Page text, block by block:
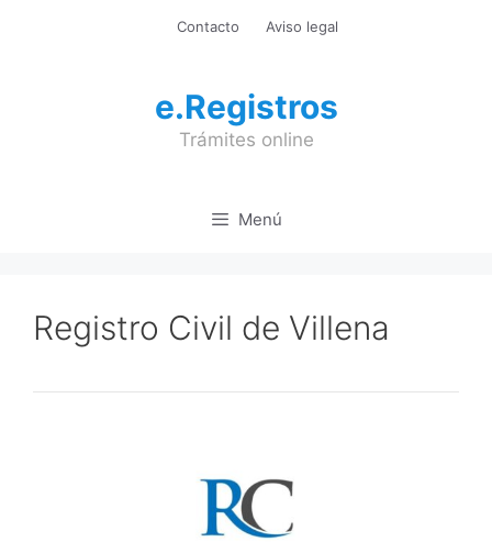
Contacto Aviso legal
e.Registros
Trámites online
Menú
Registro Civil de Villena